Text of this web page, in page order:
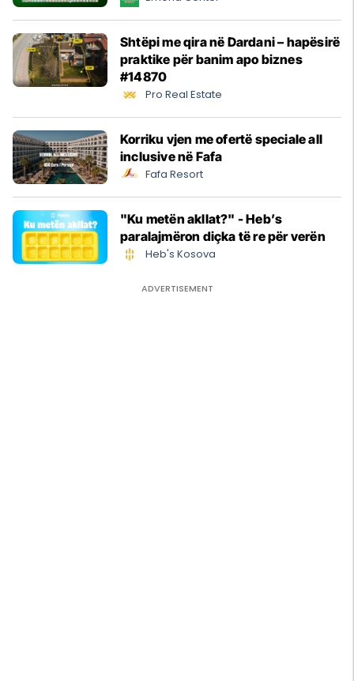
Shtëpi me qira në Dardani – hapësirë
praktike për banim apo biznes
#14870
Pro Real Estate
Korriku vjen me ofertë speciale all
inclusive në Fafa
Fafa Resort
"Ku metën akllat?" - Heb’s
paralajmëron diçka të re për verën
Heb's Kosova